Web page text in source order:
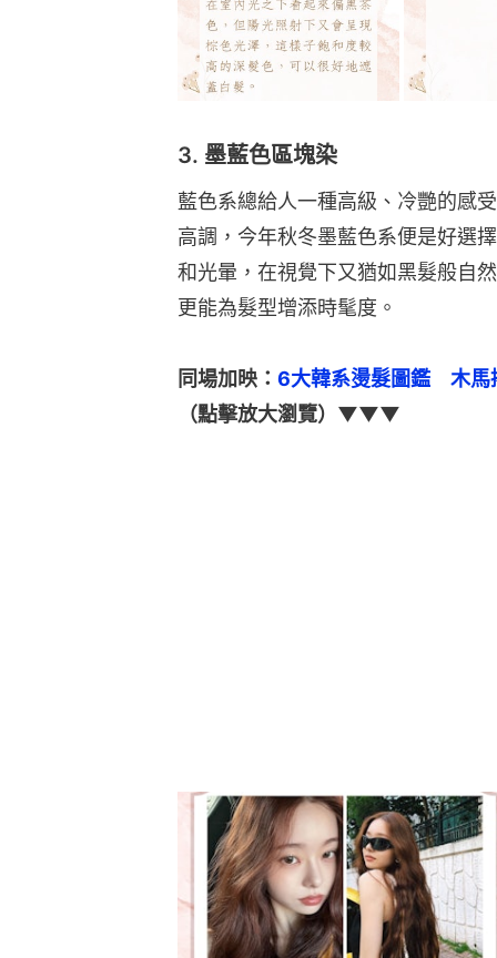
3. 墨藍色區塊染
藍色系總給人一種高級、冷艷的感
高調，今年秋冬墨藍色系便是好選
和光暈，在視覺下又猶如黑髮般自
更能為髮型增添時髦度。
同場加映： 6大韓系燙髮圖鑑　木
（點擊放大瀏覽）▼▼▼